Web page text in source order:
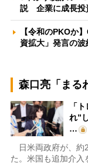
説 企業に成長投
【令和のPKOか
資拡大」発言の
森口亮「まる
「
れ”
…
日米両政府が、約
た。米国も追加介入